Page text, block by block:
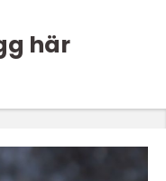
här